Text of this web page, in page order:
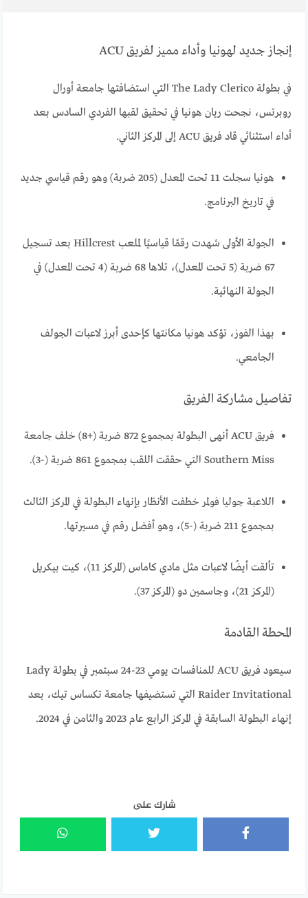
إنجاز جديد لهونيا وأداء مميز لفريق ACU
في بطولة The Lady Clerico التي استضافتها جامعة أورال
روبرتس، نجحت ريان هونيا في تحقيق لقبها الفردي السادس بعد
أداء استثنائي قاد فريق ACU إلى المركز الثاني.
هونيا سجلت 11 تحت المعدل (205 ضربة) وهو رقم قياسي جديد
في تاريخ البرنامج.
الجولة الأولى شهدت رقمًا قياسيًا لملعب Hillcrest بعد تسجيل
67 ضربة (5 تحت المعدل)، تلاها 68 ضربة (4 تحت المعدل) في
الجولة النهائية.
بهذا الفوز، تؤكد هونيا مكانتها كإحدى أبرز لاعبات الجولف
الجامعي.
تفاصيل مشاركة الفريق
فريق ACU أنهى البطولة بمجموع 872 ضربة (+8) خلف جامعة
Southern Miss التي حققت اللقب بمجموع 861 ضربة (-3).
اللاعبة جوليا فولمر خطفت الأنظار بإنهاء البطولة في المركز الثالث
بمجموع 211 ضربة (-5)، وهو أفضل رقم في مسيرتها.
تألقت أيضًا لاعبات مثل مادي كاماس (المركز 11)، كيت بيكريل
(المركز 21)، وجاسمين دو (المركز 37).
المحطة القادمة
سيعود فريق ACU للمنافسات يومي 23-24 سبتمبر في بطولة Lady
Raider Invitational التي تستضيفها جامعة تكساس تيك، بعد
إنهاء البطولة السابقة في المركز الرابع عام 2023 والثامن في 2024.
شارك على